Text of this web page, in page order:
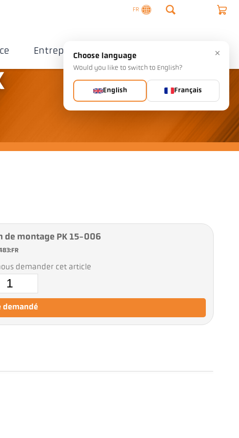
FR
Entreprise
de montage PK 15-006
demander cet article
demandé
×
Choose language
Would you like to switch to English?
English Français